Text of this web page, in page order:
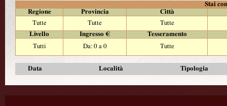
Stai
Regione
Provincia
Città
Tutte
Tutte
Tutte
Livello
Ingresso €
Tesseramento
Tutti
Da: 0 a 0 Tutte
Data Località Tipologia